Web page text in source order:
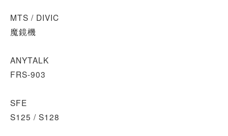
MTS / DIVIC
魔鏡機
ANYTALK
FRS-903
SFE
S125 / S128